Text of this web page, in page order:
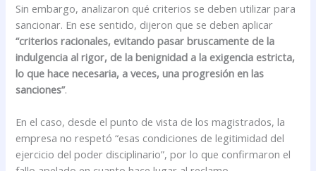
Sin embargo, analizaron qué criterios se deben utilizar para
sancionar. En ese sentido, dijeron que se deben aplicar
“criterios racionales, evitando pasar bruscamente de la
indulgencia al rigor, de la benignidad a la exigencia estricta,
lo que hace necesaria, a veces, una progresión en las
sanciones”.
En el caso, desde el punto de vista de los magistrados, la
empresa no respetó “esas condiciones de legitimidad del
ejercicio del poder disciplinario”, por lo que confirmaron el